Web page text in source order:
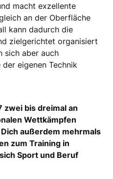
macht exzellente
an der Oberfläche
kann dadurch die
zielgerichtet organisiert
sich aber auch
eigenen Technik
zwei bis dreimal an
Wettkämpfen
außerdem mehrmals
zum Training in
Sport und Beruf